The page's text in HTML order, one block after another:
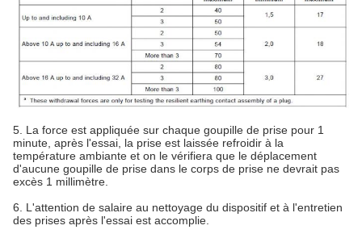
5. La force est appliquée sur chaque goupille de prise pour 1
minute, après l'essai, la prise est laissée refroidir à la
température ambiante et on le vérifiera que le déplacement
d'aucune goupille de prise dans le corps de prise ne devrait pas
excès 1 millimètre.
6. L'attention de salaire au nettoyage du dispositif et à l'entretien
des prises après l'essai est accomplie.